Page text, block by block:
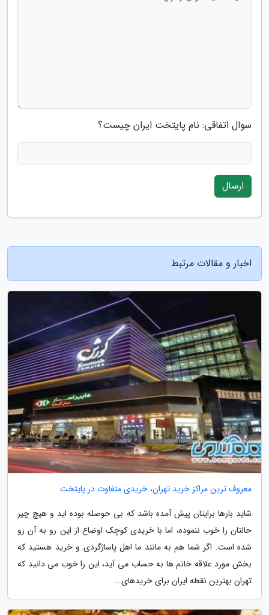
سوال اتفاقی: نام پایتخت ایران چیست؟
ارسال
اخبار و مقالات مرتبط
معروف ترین مراکز خرید تهران، خریدی متفاوت در پایتخت
شاید بارها برایتان پیش آمده باشد که بی حوصله بوده اید و هیچ چیز
حالتان را خوب ننموده، اما با خریدی کوچک اوضاع از این رو به آن رو
شده است. اگر شما هم به مانند ما اهل پاساژگردی و خرید هستید که
بخش مورد علاقه خانم ها به حساب می آید، این را خوب می دانید که
تهران بهترین نقطه ایران برای خریدهای...